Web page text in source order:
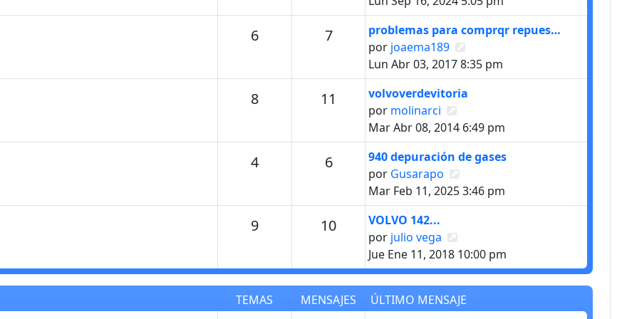
6Temas 7MensajesÚltimo mensaje
problemas para comprqr repues…
por joaema189
Lun Abr 03, 2017 8:35 pm
8Temas 11 Mensajes
Último mensaje
volvoverdevitoria
por molinarci
Mar Abr 08, 2014 6:49 pm
4Temas 6MensajesÚltimo mensaje
940 depuración de gases
por Gusarapo
Mar Feb 11, 2025 3:46 pm
9Temas 10MensajesÚltimo mensaje
VOLVO 142...
por julio vega
Jue Ene 11, 2018 10:00 pm
TEMAS MENSAJES ÚLTIMO MENSAJE